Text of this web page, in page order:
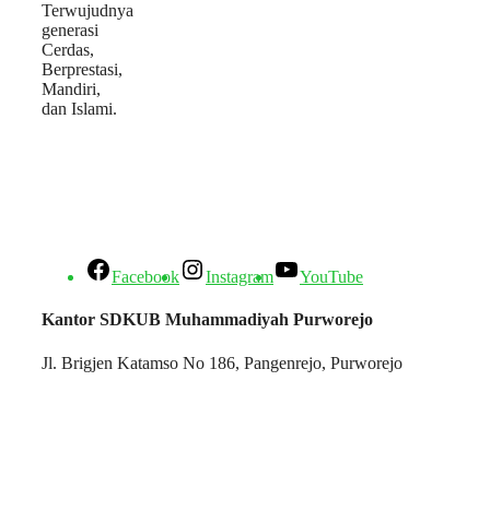
Terwujudnya
generasi
Cerdas,
Berprestasi,
Mandiri,
dan Islami.
Facebook Instagram YouTube
Kantor SDKUB Muhammadiyah Purworejo
Jl. Brigjen Katamso No 186, Pangenrejo, Purworejo